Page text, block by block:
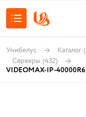
Унибелус Каталог
Серверы (432)
VIDEOMAX-IP-